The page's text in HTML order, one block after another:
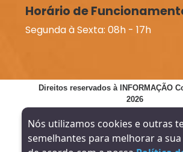
Horário de
Segunda à Sexta: 08h - 17h
Direitos reservados à INFORMAÇÃO
2026
DESENVOLVIMENTO: SITE
Nós utilizamos cookies e outras
semelhantes para melhorar a